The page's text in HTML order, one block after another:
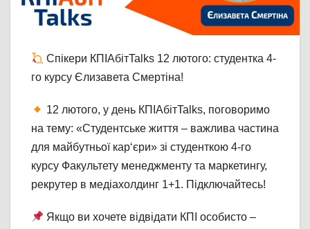
Cпікери КПІАбітTalks 12 лютого: студентка 4-
го курсу Єлизавета Смертіна!
12 лютого, у день КПІАбітTalks, поговоримо
на тему: «Студентське життя – важлива частина
для майбутньої кар‘єри» зі студенткою 4-го
курсу Факультету менеджменту та маркетингу,
рекрутер в медіахолдинг 1+1. Підключайтесь!
Якщо ви хочете відвідати КПІ особисто –